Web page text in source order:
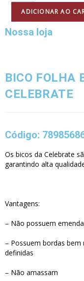
ADICIONAR AO
Nossa loja
BICO FOLHA
CELEBRATE
Código:
Os bicos da Celebrate
garantindo alta
Vantagens:
– Não possuem
– Possuem bordas
definidas
– Não amassam